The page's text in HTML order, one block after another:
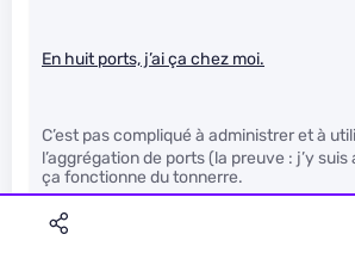
En huit ports, j’ai ça chez moi.
C’est pas compliqué à administrer et à
l’aggrégation de ports (la preuve : j’y suis
ça fonctionne du tonnerre.